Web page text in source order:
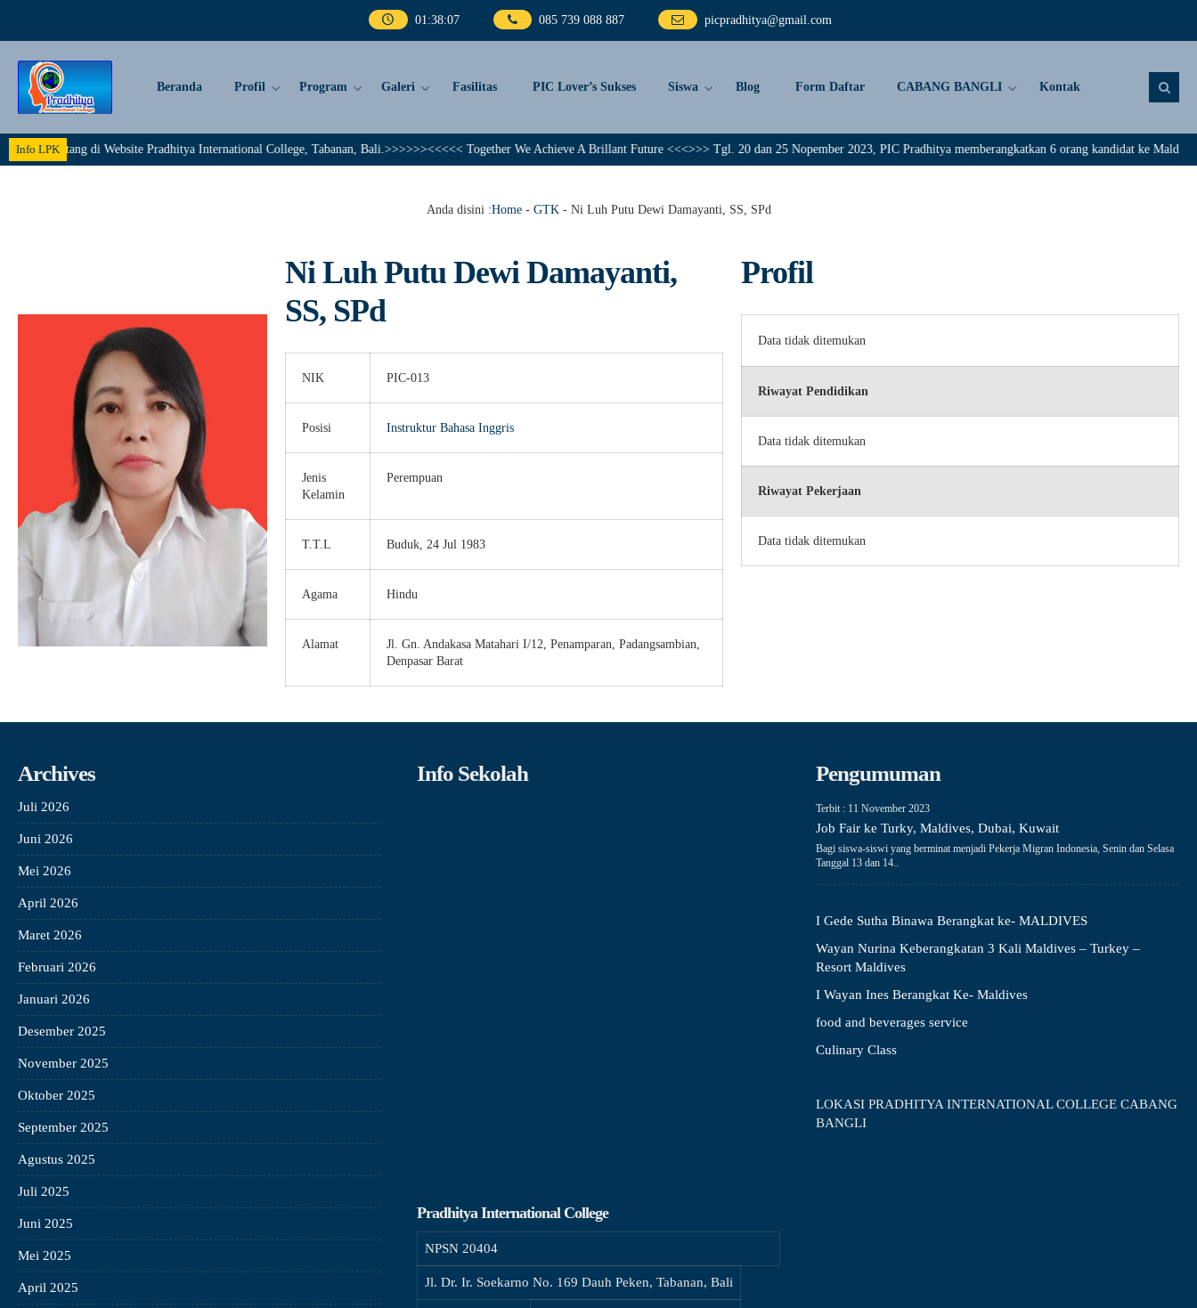
01:38:07 085 739 088 887 picpradhitya@gmail.com
Beranda Profil Program Galeri Fasilitas PIC Lover’s Sukses Siswa Blog Form Daftar CABANG BANGLI Kontak
Info LPK
Datang di Website Pradhitya International College, Tabanan, Bali.>>>>>><<<<< Together We Achieve A Brillant Future <<<>>> Tgl. 20 dan 25 Nopember 2023, PIC Pradhitya memberangkatkan 6 orang kandidat ke Maldive.
Anda disini :Home- GTK- Ni Luh Putu Dewi Damayanti, SS, SPd
Ni Luh Putu Dewi Damayanti,
SS, SPd
NIK PIC-013
Posisi Instruktur Bahasa Inggris
Jenis
Kelamin
Perempuan
T.T.L Buduk, 24 Jul 1983
Agama Hindu
Alamat
Jl. Gn. Andakasa Matahari I/12, Penamparan, Padangsambian,
Denpasar Barat
Profil
Data tidak ditemukan
Riwayat Pendidikan
Data tidak ditemukan
Riwayat Pekerjaan
Data tidak ditemukan
Archives
Juli 2026
Juni 2026
Mei 2026
April 2026
Maret 2026
Februari 2026
Januari 2026
Desember 2025
November 2025
Oktober 2025
September 2025
Agustus 2025
Juli 2025
Juni 2025
Mei 2025
April 2025
Info Sekolah
Pradhitya International College
NPSN 20404
Jl. Dr. Ir. Soekarno No. 169 Dauh Peken, Tabanan, Bali
Pengumuman
Terbit : 11 November 2023
Job Fair ke Turky, Maldives, Dubai, Kuwait
Bagi siswa-siswi yang berminat menjadi Pekerja Migran Indonesia, Senin dan Selasa
Tanggal 13 dan 14..
I Gede Sutha Binawa Berangkat ke- MALDIVES
Wayan Nurina Keberangkatan 3 Kali Maldives – Turkey –
Resort Maldives
I Wayan Ines Berangkat Ke- Maldives
food and beverages service
Culinary Class
LOKASI PRADHITYA INTERNATIONAL COLLEGE CABANG
BANGLI